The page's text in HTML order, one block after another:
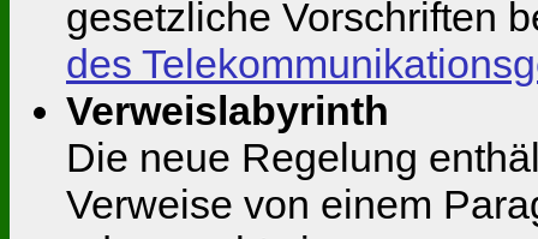
gesetzliche Vorschriften
des
Verweislabyrinth
Die neue Regelung
Verweise von einem